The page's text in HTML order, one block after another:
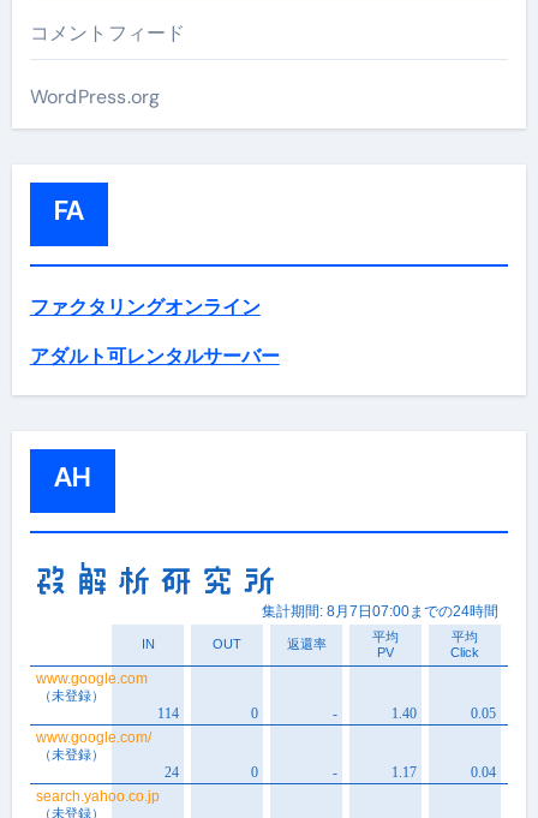
コメントフィード
WordPress.org
FA
ファクタリングオンライン
アダルト可レンタルサーバー
AH